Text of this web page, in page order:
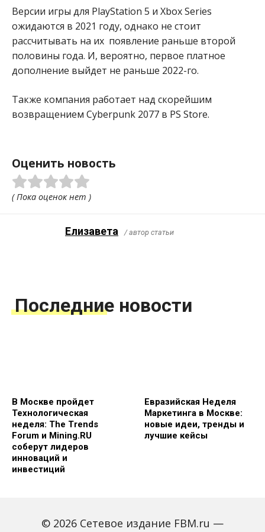
Версии игры для PlayStation 5 и Xbox Series
ожидаются в 2021 году, однако не стоит
рассчитывать на их появление раньше второй
половины года. И, вероятно, первое платное
дополнение выйдет не раньше 2022-го.
Также компания работает над скорейшим
возвращением Cyberpunk 2077 в PS Store.
Оценить новость
( Пока оценок нет )
Елизавета / автор статьи
Последние новости
В Москве пройдет
Технологическая
неделя: The Trends
Forum и Mining.RU
соберут лидеров
инноваций и
инвестиций
Евразийская Неделя
Маркетинга в Москве:
новые идеи, тренды и
лучшие кейсы
© 2026 Сетевое издание FBM.ru —